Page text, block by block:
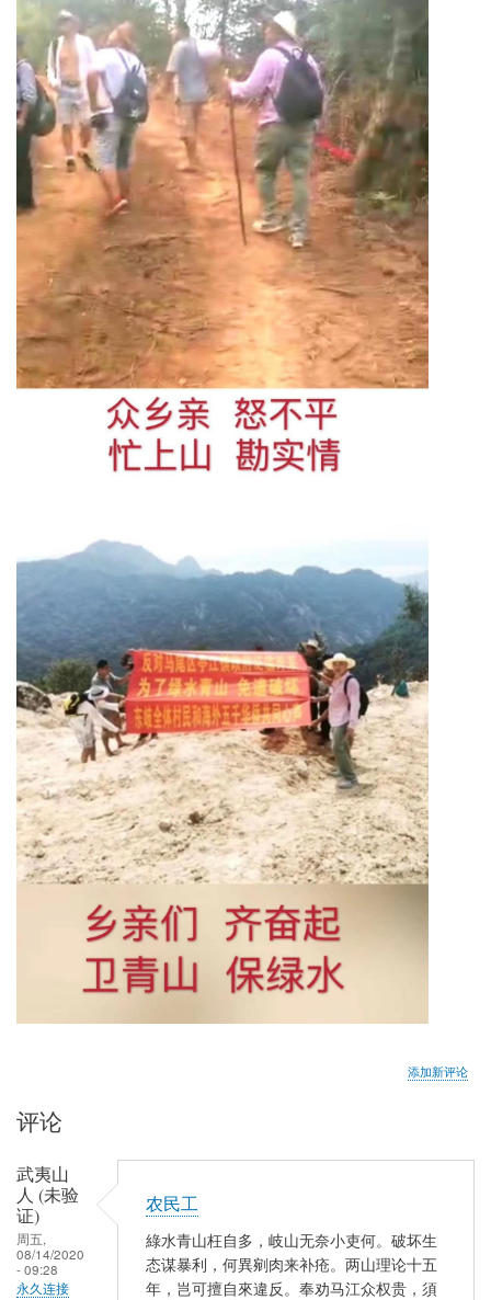
添加新评论
评论
武夷山
人 (未验
证)
周五,
08/14/2020
- 09:28
永久连接
农民工
綠水青山枉自多，岐山无奈小吏何。破坏生
态谋暴利，何異剜肉来补疮。两山理论十五
年，岂可擅自來違反。奉劝马江众权贵，須